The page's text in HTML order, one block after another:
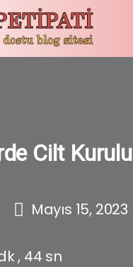
Cilt
Mayıs 15, 2023
, 44 sn